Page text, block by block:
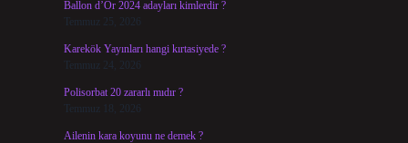
Ballon d’Or 2024 adayları kimlerdir ?
Temmuz 25, 2026
Karekök Yayınları hangi kırtasiyede ?
Temmuz 24, 2026
Polisorbat 20 zararlı mıdır ?
Temmuz 18, 2026
Ailenin kara koyunu ne demek ?